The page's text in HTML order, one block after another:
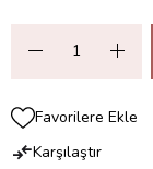
Favorilere Ekle
Karşılaştır